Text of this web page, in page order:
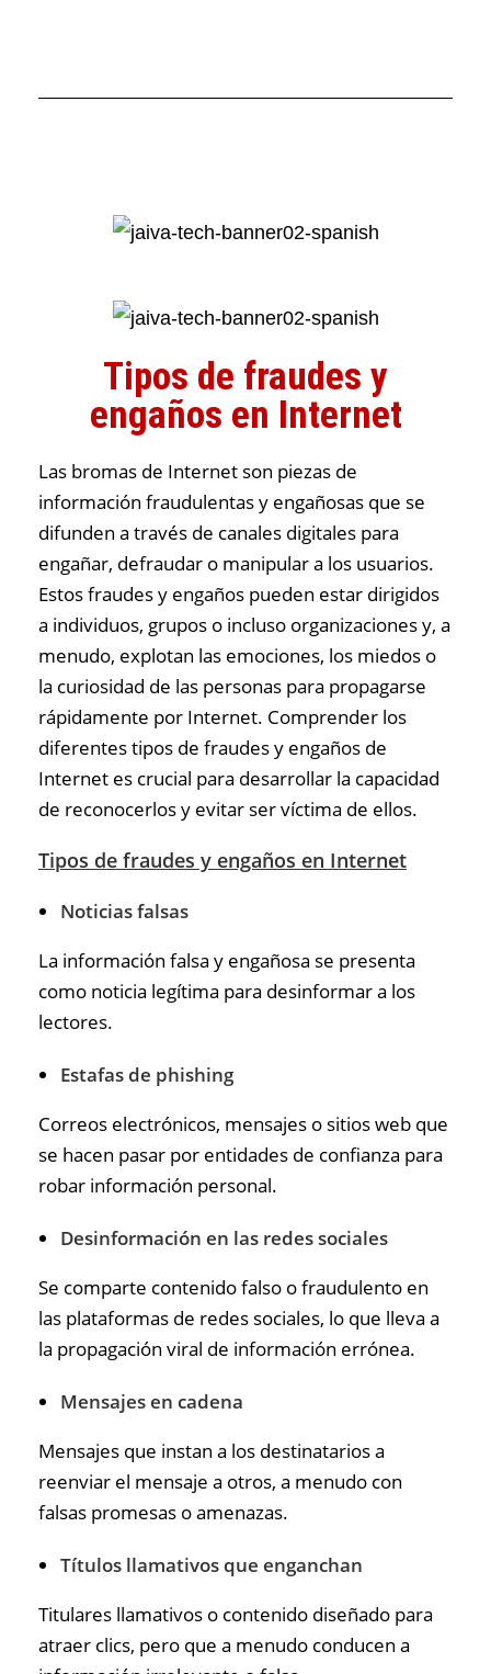
Tipos de fraudes y
engaños en Internet
Las bromas de Internet son piezas de
información fraudulentas y engañosas que se
difunden a través de canales digitales para
engañar, defraudar o manipular a los usuarios.
Estos fraudes y engaños pueden estar dirigidos
a individuos, grupos o incluso organizaciones y, a
menudo, explotan las emociones, los miedos o
la curiosidad de las personas para propagarse
rápidamente por Internet. Comprender los
diferentes tipos de fraudes y engaños de
Internet es crucial para desarrollar la capacidad
de reconocerlos y evitar ser víctima de ellos.
Tipos de fraudes y engaños en Internet
Noticias falsas
La información falsa y engañosa se presenta
como noticia legítima para desinformar a los
lectores.
Estafas de phishing
Correos electrónicos, mensajes o sitios web que
se hacen pasar por entidades de confianza para
robar información personal.
Desinformación en las redes sociales
Se comparte contenido falso o fraudulento en
las plataformas de redes sociales, lo que lleva a
la propagación viral de información errónea.
Mensajes en cadena
Mensajes que instan a los destinatarios a
reenviar el mensaje a otros, a menudo con
falsas promesas o amenazas.
Títulos llamativos que enganchan
Titulares llamativos o contenido diseñado para
atraer clics, pero que a menudo conducen a